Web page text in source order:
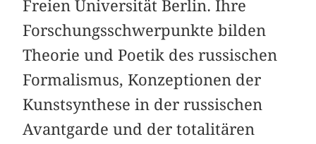
Freien Universität Berlin. Ihre
Forschungsschwerpunkte bilden
Theorie und Poetik des russischen
Formalismus, Konzeptionen der
Kunstsynthese in der russischen
Avantgarde und der totalitären